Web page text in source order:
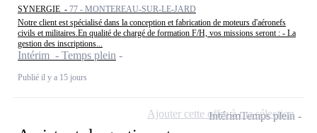
SYNERGIE - 77 - MONTEREAU-SUR-LE-JARD
Notre client est spécialisé dans la conception et fabrication de moteurs d'aéronefs
civils et militaires.En qualité de chargé de formation F/H, vos missions seront : - La
gestion des inscriptions...
Intérim - Temps plein
Publié il y a 15 jours
IntérimTemps plein
Ajouter cette offre à ma sélection